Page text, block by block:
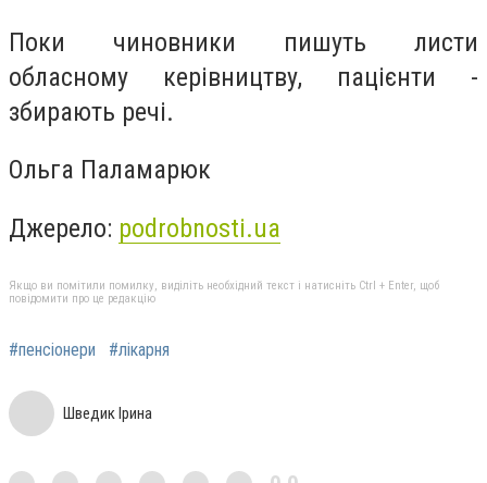
Поки чиновники пишуть листи
обласному керівництву, пацієнти -
збирають речі.
Ольга Паламарюк
Джерело: podrobnosti.ua
Якщо ви помітили помилку, виділіть необхідний текст і натисніть Ctrl + Enter, щоб
повідомити про це редакцію
#пенсіонери #лікарня
Шведик Ірина